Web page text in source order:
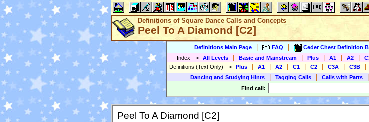
Definitions of Square Dance Calls and Concepts
Peel To A Diamond [C2]
Definitions Main Page FAQ Ceder Chest Definition
Index --> All Levels Basic and Mainstream Plus A1 A2
Definitions (Text Only) --> Plus A1 A2 C1 C2 C3A C3B
Dancing and Studying Hints
Tagging Calls Calls with Parts
Find call:
Peel To A Diamond [C2]